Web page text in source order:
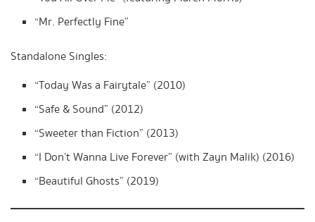
“Mr. Perfectly Fine”
Standalone Singles:
“Today Was a Fairytale” (2010)
“Safe & Sound” (2012)
“Sweeter than Fiction” (2013)
“I Don’t Wanna Live Forever” (with Zayn Malik) (2016)
“Beautiful Ghosts” (2019)